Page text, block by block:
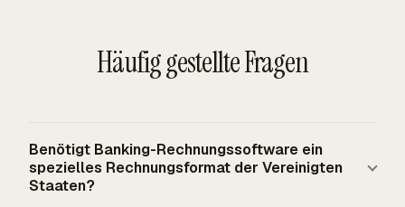
Häufig gestellte Fragen
Benötigt Banking-Rechnungssoftware ein
spezielles Rechnungsformat der Vereinigten
Staaten?